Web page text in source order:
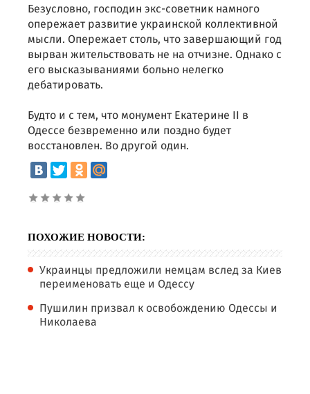
Безусловно, господин экс-советник намного
опережает развитие украинской коллективной
мысли. Опережает столь, что завершающий год
вырван жительствовать не на отчизне. Однако с
его высказываниями больно нелегко
дебатировать.
Будто и с тем, что монумент Екатерине II в
Одессе безвременно или поздно будет
восстановлен. Во другой один.
ПОХОЖИЕ НОВОСТИ:
Украинцы предложили немцам вслед за Киев
переименовать еще и Одессу
Пушилин призвал к освобождению Одессы и
Николаева